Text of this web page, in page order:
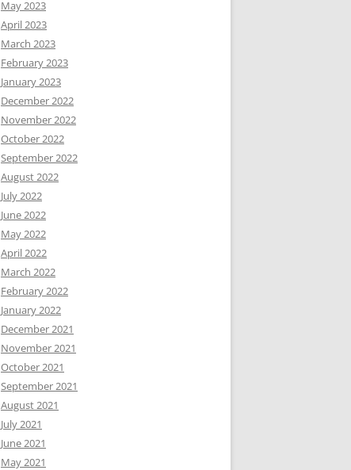
May 2023
April 2023
March 2023
February 2023
January 2023
December 2022
November 2022
October 2022
September 2022
August 2022
July 2022
June 2022
May 2022
April 2022
March 2022
February 2022
January 2022
December 2021
November 2021
October 2021
September 2021
August 2021
July 2021
June 2021
May 2021